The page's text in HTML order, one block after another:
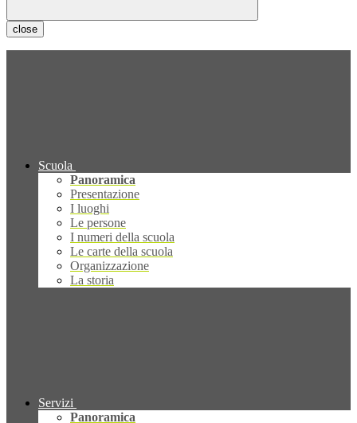
close
Scuola
Panoramica
Presentazione
I luoghi
Le persone
I numeri della scuola
Le carte della scuola
Organizzazione
La storia
Servizi
Panoramica